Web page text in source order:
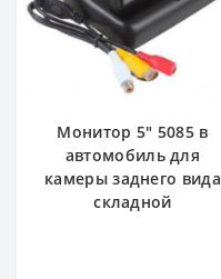
Монитор 5" 5085 в
автомобиль для
камеры заднего вида
складной